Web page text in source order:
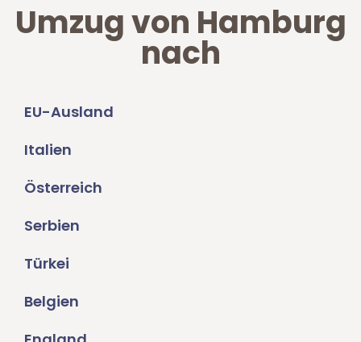
Umzug von Hamburg
nach
EU-Ausland
Italien
Österreich
Serbien
Türkei
Belgien